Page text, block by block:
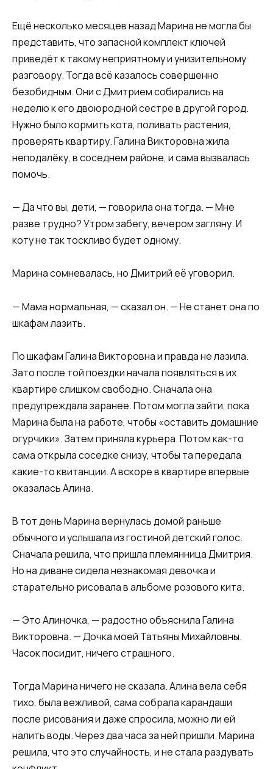
Ещё несколько месяцев назад Марина не могла бы
представить, что запасной комплект ключей
приведёт к такому неприятному и унизительному
разговору. Тогда всё казалось совершенно
безобидным. Они с Дмитрием собирались на
неделю к его двоюродной сестре в другой город.
Нужно было кормить кота, поливать растения,
проверять квартиру. Галина Викторовна жила
неподалёку, в соседнем районе, и сама вызвалась
помочь.
— Да что вы, дети, — говорила она тогда. — Мне
разве трудно? Утром забегу, вечером загляну. И
коту не так тоскливо будет одному.
Марина сомневалась, но Дмитрий её уговорил.
— Мама нормальная, — сказал он. — Не станет она по
шкафам лазить.
По шкафам Галина Викторовна и правда не лазила.
Зато после той поездки начала появляться в их
квартире слишком свободно. Сначала она
предупреждала заранее. Потом могла зайти, пока
Марина была на работе, чтобы «оставить домашние
огурчики». Затем приняла курьера. Потом как-то
сама открыла соседке снизу, чтобы та передала
какие-то квитанции. А вскоре в квартире впервые
оказалась Алина.
В тот день Марина вернулась домой раньше
обычного и услышала из гостиной детский голос.
Сначала решила, что пришла племянница Дмитрия.
Но на диване сидела незнакомая девочка и
старательно рисовала в альбоме розового кита.
— Это Алиночка, — радостно объяснила Галина
Викторовна. — Дочка моей Татьяны Михайловны.
Часок посидит, ничего страшного.
Тогда Марина ничего не сказала. Алина вела себя
тихо, была вежливой, сама собрала карандаши
после рисования и даже спросила, можно ли ей
налить воды. Через два часа за ней пришли. Марина
решила, что это случайность, и не стала раздувать